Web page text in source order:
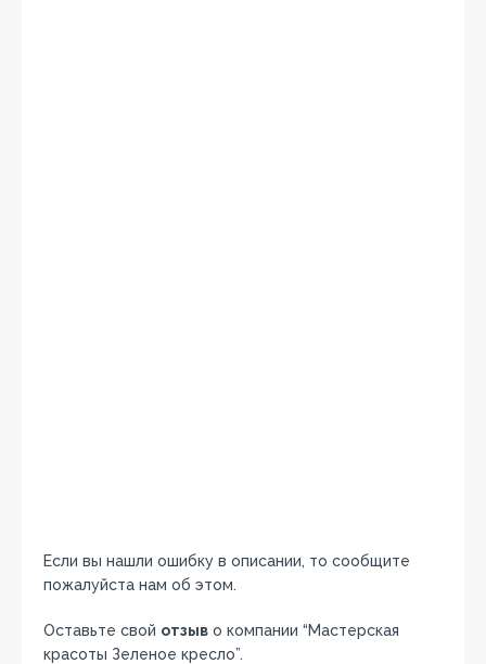
Если вы нашли ошибку в описании, то сообщите
пожалуйста нам об этом.
Оставьте свой отзыв о компании “Мастерская
красоты Зеленое кресло”.